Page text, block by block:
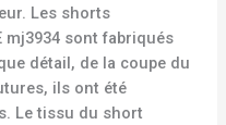
Les shorts
mj3934 sont fabriqués
détail, de la coupe du
ils ont été
Le tissu du short